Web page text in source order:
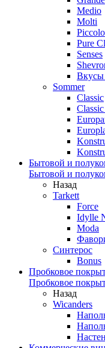
Medio
Molti
Piccolo
Pure
Senses
Sommer
Classic
Бытовой и
Бытовой и
Назад
Tarkett
Force
Idylle
Moda
Синтерос
Bonus
Пробковое
Пробковое
Назад
Wicanders